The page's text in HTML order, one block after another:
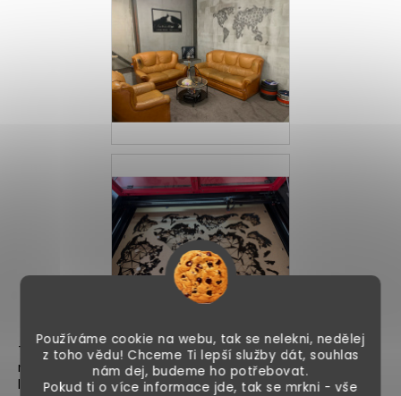
Používáme cookie na webu, tak se nelekni, nedělej
z toho vědu! Chceme Ti lepší služby dát, souhlas
nám dej, budeme ho potřebovat.
Pokud ti o více informace jde, tak se mrkni - vše
TIP: Seznámili jste se s partnerem na nějakém zajímavém
místě? Nechte si ho vyrobit jako připomínku vaší věčné
lásky na zeď!